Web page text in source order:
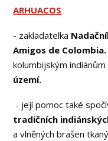
ARHUACOS
- zakladatelka
Amigos de Colombia.
kolumbijským
území.
- její pomoc také
tradičních
a vlněných brašen